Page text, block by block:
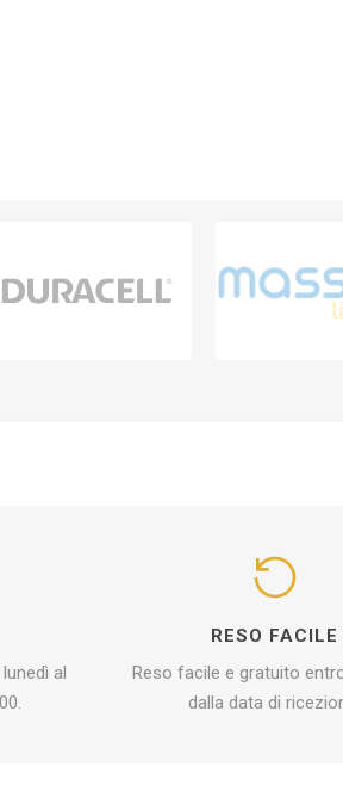
al
RESO FACILE
Reso facile e gratuito
dalla data di